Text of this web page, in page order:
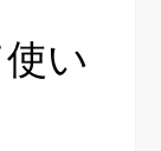
い